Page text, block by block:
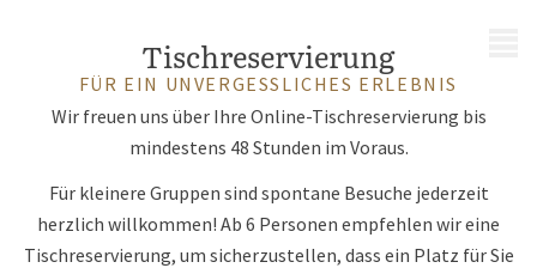
Tischreservierung
FÜR EIN UNVERGESSLICHES ERLEBNIS
Wir freuen uns über Ihre Online-Tischreservierung bis
mindestens 48 Stunden im Voraus.
Für kleinere Gruppen sind spontane Besuche jederzeit
herzlich willkommen! Ab 6 Personen empfehlen wir eine
Tischreservierung, um sicherzustellen, dass ein Platz für Sie